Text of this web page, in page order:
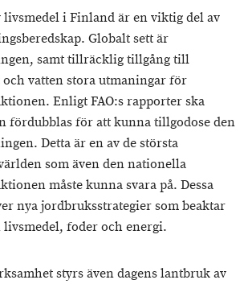
i Finland är en viktig del av
Globalt sett är
samt tillräcklig tillgång till
vatten stora utmaningar för
Enligt FAO:s rapporter ska
fördubblas för att kunna tillgodose den
Detta är en av de största
som även den nationella
måste kunna svara på. Dessa
nya jordbruksstrategier som beaktar
foder och energi.
styrs även dagens lantbruk av